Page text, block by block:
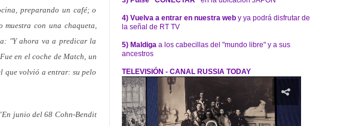
preparando un café; o
con una chaqueta,
"Y ahora va a predicar la
en el coche de Match, un
que volvió a entrar: su pelo
En junio del 68 Cohn-Bendit
4) Vuelva a entrar en nuestra web y ya podrá disfrutar de
la señal de RT TV
5) Maldiga a los cabecillas del "mundo libre" y a sus
ancestros
TELEVISIÓN - CANAL RUSSIA TODAY